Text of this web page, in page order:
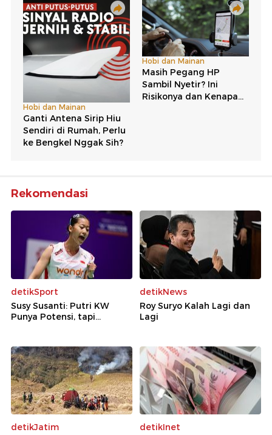
Rekomendasi
detikSport
Susy Susanti: Putri KW
Punya Potensi, tapi...
detikNews
Roy Suryo Kalah Lagi dan
Lagi
detikJatim
detikInet